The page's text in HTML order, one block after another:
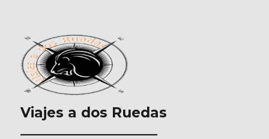
Viajes a dos Ruedas
___________________